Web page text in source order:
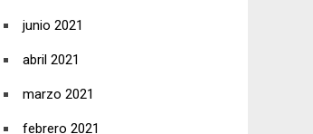
junio 2021
abril 2021
marzo 2021
febrero 2021